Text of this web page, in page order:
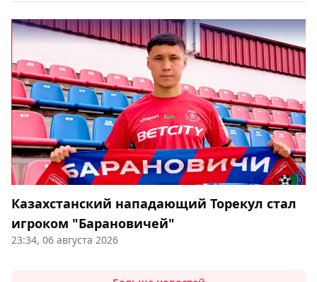
Казахстанский нападающий Торекул стал
игроком "Барановичей"
23:34, 06 августа 2026